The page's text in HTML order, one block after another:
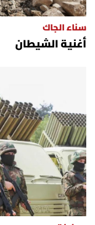
شروط الإشتراك
سناء الجاك
أغنية الشيطان